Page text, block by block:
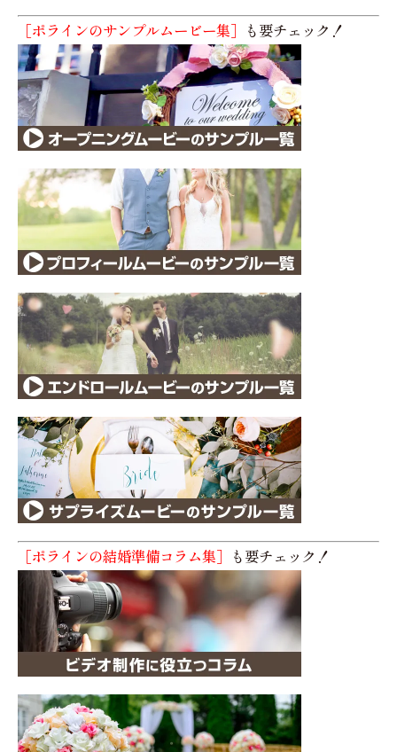
［ポラインのサンプルムービー集］ も要チェック！
［ポラインの結婚準備コラム集］ も要チェック！